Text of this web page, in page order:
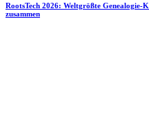
RootsTech 2026: Weltgrößte
zusammen